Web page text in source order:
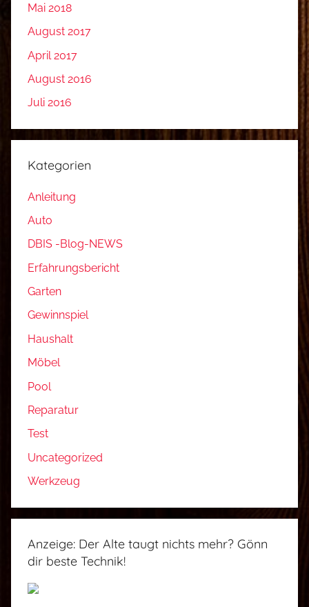
Mai 2018
August 2017
April 2017
August 2016
Juli 2016
Kategorien
Anleitung
Auto
DBIS -Blog-NEWS
Erfahrungsbericht
Garten
Gewinnspiel
Haushalt
Möbel
Pool
Reparatur
Test
Uncategorized
Werkzeug
Anzeige: Der Alte taugt nichts mehr? Gönn
dir beste Technik!